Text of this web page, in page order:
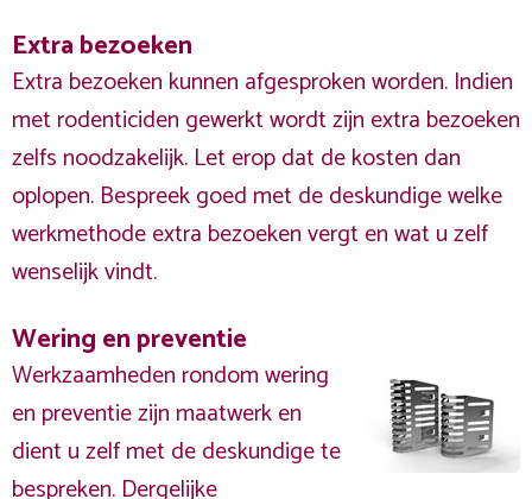
Extra bezoeken
Extra bezoeken kunnen afgesproken worden. Indien
met rodenticiden gewerkt wordt zijn extra bezoeken
zelfs noodzakelijk. Let erop dat de kosten dan
oplopen. Bespreek goed met de deskundige welke
werkmethode extra bezoeken vergt en wat u zelf
wenselijk vindt.
Wering en preventie
Werkzaamheden rondom wering
en preventie zijn maatwerk en
dient u zelf met de deskundige te
bespreken. Dergelijke